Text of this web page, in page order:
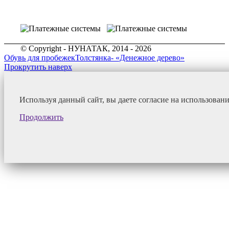
© Copyright - НУНАТАК, 2014 - 2026
Обувь для пробежекТолстянка- «Денежное дерево»
Прокрутить наверх
Используя данный сайт, вы даете согласие на
Продолжить